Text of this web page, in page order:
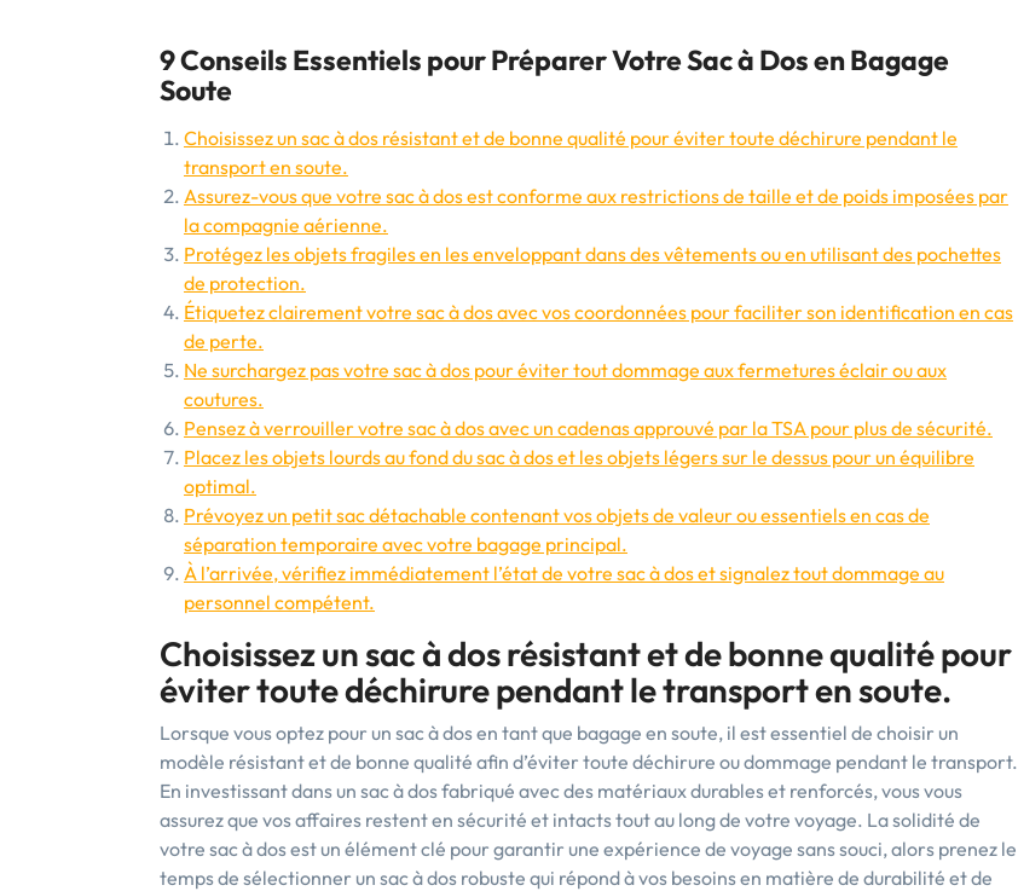
9 Conseils Essentiels pour Préparer Votre Sac à Dos en Bagage
Soute
Choisissez un sac à dos résistant et de bonne qualité pour éviter toute déchirure pendant le
transport en soute.
Assurez-vous que votre sac à dos est conforme aux restrictions de taille et de poids imposées par
la compagnie aérienne.
Protégez les objets fragiles en les enveloppant dans des vêtements ou en utilisant des pochettes
de protection.
Étiquetez clairement votre sac à dos avec vos coordonnées pour faciliter son identification en cas
de perte.
Ne surchargez pas votre sac à dos pour éviter tout dommage aux fermetures éclair ou aux
coutures.
Pensez à verrouiller votre sac à dos avec un cadenas approuvé par la TSA pour plus de sécurité.
Placez les objets lourds au fond du sac à dos et les objets légers sur le dessus pour un équilibre
optimal.
Prévoyez un petit sac détachable contenant vos objets de valeur ou essentiels en cas de
séparation temporaire avec votre bagage principal.
À l’arrivée, vérifiez immédiatement l’état de votre sac à dos et signalez tout dommage au
personnel compétent.
Choisissez un sac à dos résistant et de bonne qualité pour
éviter toute déchirure pendant le transport en soute.
Lorsque vous optez pour un sac à dos en tant que bagage en soute, il est essentiel de choisir un
modèle résistant et de bonne qualité afin d’éviter toute déchirure ou dommage pendant le transport.
En investissant dans un sac à dos fabriqué avec des matériaux durables et renforcés, vous vous
assurez que vos affaires restent en sécurité et intacts tout au long de votre voyage. La solidité de
votre sac à dos est un élément clé pour garantir une expérience de voyage sans souci, alors prenez le
temps de sélectionner un sac à dos robuste qui répond à vos besoins en matière de durabilité et de